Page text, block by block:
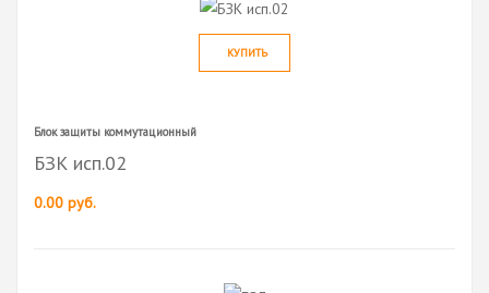
КУПИТЬ
Блок защиты коммутационный
БЗК исп.02
0.00 руб.